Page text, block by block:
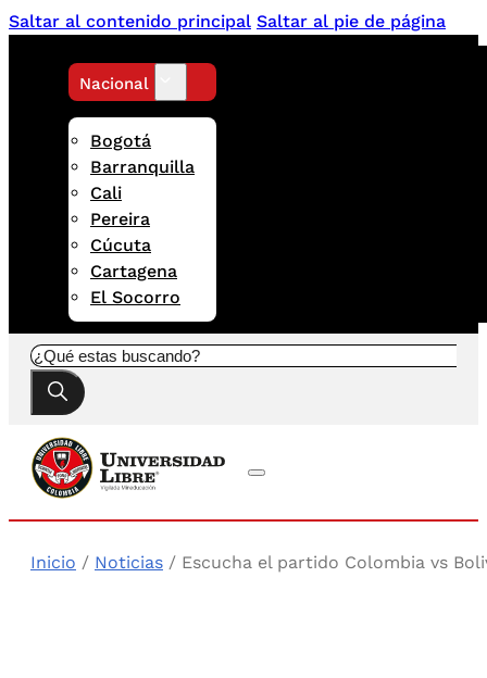
Saltar al contenido principal Saltar al pie de página
Nacional
Bogotá
Barranquilla
Cali
Pereira
Cúcuta
Cartagena
El Socorro
Buscar
Inicio / Noticias / Escucha el partido Colombia vs